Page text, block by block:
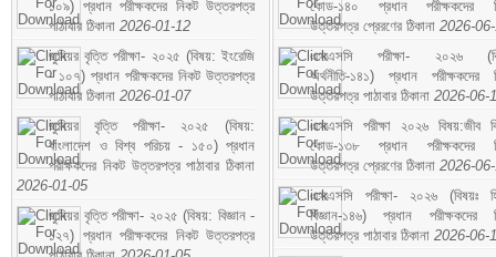
১০৯) প্রধান পরীক্ষকদের নিকট উত্তরপত্র
পাঠাবার ঠিকানা 2026-01-12
জুনিয়র বৃত্তি পরীক্ষা- ২০২৫ (বিষয়: ইংরেজি
- ১০৭) প্রধান পরীক্ষকদের নিকট উত্তরপত্র
পাঠাবার ঠিকানা 2026-01-07
জুনিয়র বৃত্তি পরীক্ষা- ২০২৫ (বিষয়:
বাংলাদেশ ও বিশ্ব পরিচয় - ১৫০) প্রধান
পরীক্ষকদের নিকট উত্তরপত্র পাঠাবার ঠিকানা
2026-01-05
জুনিয়র বৃত্তি পরীক্ষা- ২০২৫ (বিষয়: বিজ্ঞান -
১২৭) প্রধান পরীক্ষকদের নিকট উত্তরপত্র
কোড-১৪০ প্রধান পরীক্ষকদের
উত্তরপত্র প্রেরণের ঠিকানা 2026-
এসএসসি পরীক্ষা- ২০২৬
অর্থনীতি-১৪১) প্রধান পরীক্ষকদের
উত্তরপত্র পাঠাবার ঠিকানা 2026-06-
এসএসসি পরীক্ষা ২০২৬ বিষয়:জীব
কোড-১৩৮ প্রধান পরীক্ষকদের
উত্তরপত্র প্রেরণের ঠিকানা 2026-
এসএসসি পরীক্ষা- ২০২৬ (বিষয়ঃ
বিজ্ঞান-১৪৬) প্রধান পরীক্ষকদের
উত্তরপত্র পাঠাবার ঠিকানা 2026-06-